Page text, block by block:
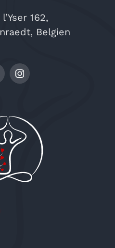
162,
Belgien